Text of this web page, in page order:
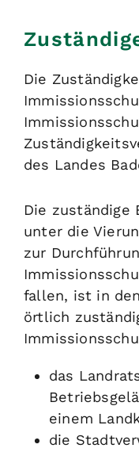
Die
des Landes
Die zuständige
unter die
zur
fallen, ist in
örtlich
das
einem
die